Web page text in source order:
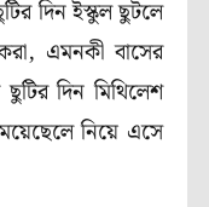
দিন ইস্কুল ছুটলে
এমনকী বাসের
দিন মিথিলেশ
নিয়ে এসে